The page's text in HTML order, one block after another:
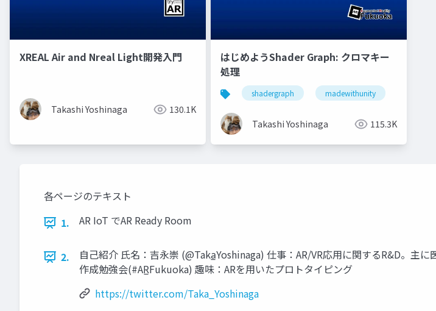
XREAL Air and Nreal Light開発入門
Takashi Yoshinaga 130.1K
はじめようShader Graph: クロマキー
処理
shadergraph madewithunity
Takashi Yoshinaga 115.3K
各ページのテキスト
1.
AR IoT でAR Ready Room
2.
自己紹介 氏名：吉永崇 (@Taka̲Yoshinaga) 仕事：AR/VR応用に関するR&D。主
作成勉強会(#AR̲Fukuoka) 趣味：ARを用いたプロトタイピング
https://twitter.com/Taka_Yoshinaga